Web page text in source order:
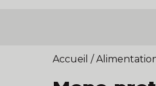
Accueil /